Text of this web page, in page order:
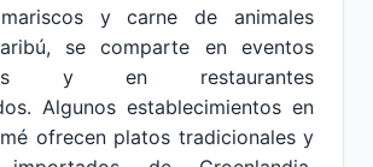
y carne de animales
se comparte en eventos
y en restaurantes
Algunos establecimientos en
ofrecen platos tradicionales y